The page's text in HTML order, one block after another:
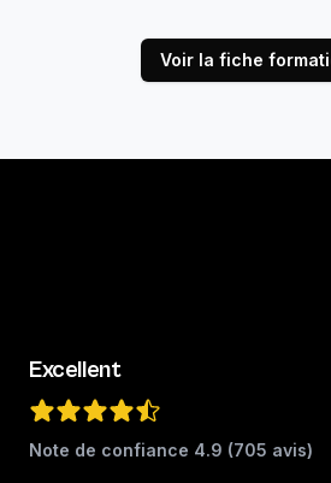
Voir la fiche
Excellent
Note de confiance 4.9 (705 avis)